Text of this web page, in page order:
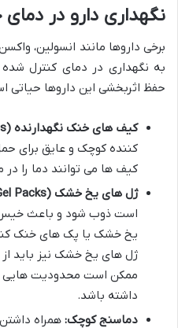
نگهداری دارو در
برخی داروها مانند انسولین،
به نگهداری در دمای کنترل
حفظ اثربخشی این داروها حیاتی
کیف های خنک نگهدارنده (Cooler Bags):
کننده کوچک و عایق برای
کیف ها می توانند دما را
ژل های یخ خشک (Gel Packs):
است ذوب شود و باعث خیس
یخ خشک یا پک های خنک
ژل های یخ خشک نیز باید از
ممکن است محدودیت هایی
داشته باشد.
دماسنج کوچک: همراه